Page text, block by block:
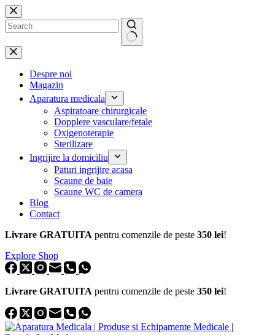
Sari
la
conținut
Niciun
rezultat
Despre noi
Magazin
Aparatura medicala
Aspiratoare chirurgicale
Dopplere vasculare/fetale
Oxigenoterapie
Sterilizare
Ingrijire la domiciliu
Paturi ingrijire acasa
Scaune de baie
Scaune WC de camera
Blog
Contact
Livrare GRATUITA pentru comenzile de peste 350 lei!
Explore Shop
Livrare GRATUITA pentru comenzile de peste 350 lei!